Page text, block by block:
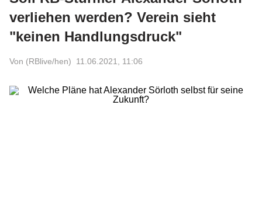
verliehen werden? Verein sieht
"keinen Handlungsdruck"
Von (RBlive/hen) 11.06.2021, 11:06